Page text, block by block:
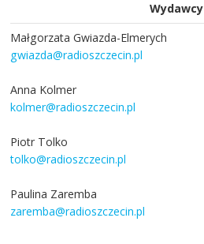
Wydawcy
Małgorzata Gwiazda-Elmerych
gwiazda@radioszczecin.pl
Anna Kolmer
kolmer@radioszczecin.pl
Piotr Tolko
tolko@radioszczecin.pl
Paulina Zaremba
zaremba@radioszczecin.pl